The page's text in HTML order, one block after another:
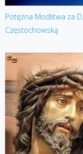
Potężna Modlitwa za
Częstochowską